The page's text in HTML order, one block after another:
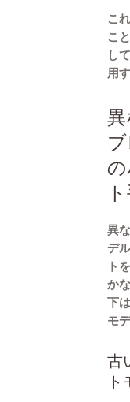
こ
こ
し
用
異
デ
ト
か
下
モ
古